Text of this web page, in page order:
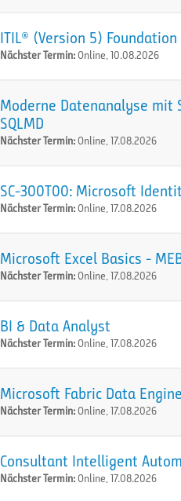
ITIL® (Version 5) Foundation
Nächster Termin:Online, 10.08.2026
Moderne Datenanalyse mit
SQLMD
Nächster Termin:Online, 17.08.2026
SC-300T00: Microsoft
Nächster Termin:Online, 17.08.2026
Microsoft Excel Basics -
Nächster Termin:Online, 17.08.2026
BI & Data Analyst
Nächster Termin:Online, 17.08.2026
Microsoft Fabric Data
Nächster Termin:Online, 17.08.2026
Consultant Intelligent
Nächster Termin:Online, 17.08.2026